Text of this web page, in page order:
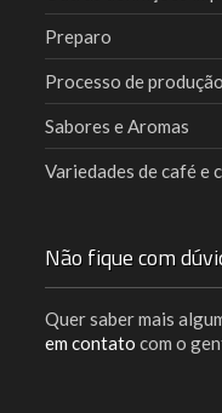
Preparo
Processo de produção
Sabores e Aromas
Variedades de café e
Não fique com
Quer saber mais
em contato com o